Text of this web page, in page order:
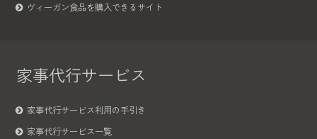
ヴィーガン食品を購入できるサイト
家事代行サービス
家事代行サービス利用の手引き
家事代行サービス一覧